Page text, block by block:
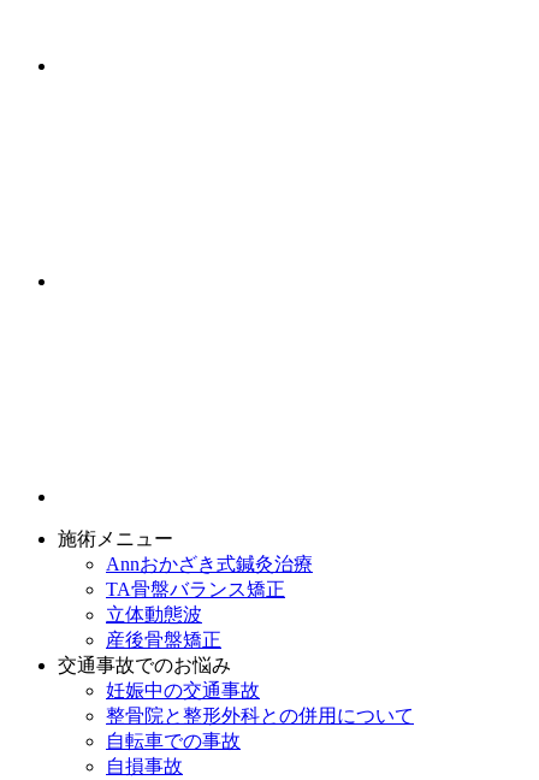
施術メニュー
Annおかざき式鍼灸治療
TA骨盤バランス矯正
立体動態波
産後骨盤矯正
交通事故でのお悩み
妊娠中の交通事故
整骨院と整形外科との併用について
自転車での事故
自損事故